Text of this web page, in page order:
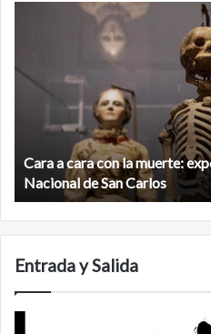
Minanbé,
maya
virgen
norte
la
biosfera
de
Calakmul
Minanbé, la ciudad maya
Calakmul
Entrada y Salida